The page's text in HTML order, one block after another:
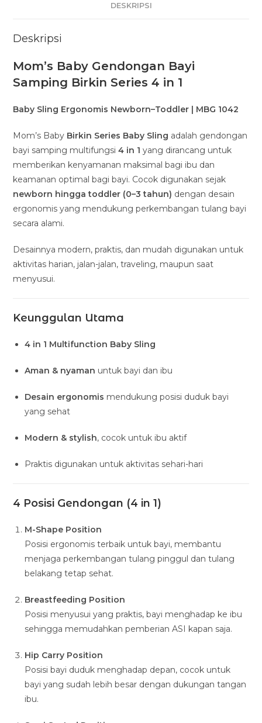
DESKRIPSI
Deskripsi
Mom’s Baby Gendongan Bayi
Samping Birkin Series 4 in 1
Baby Sling Ergonomis Newborn–Toddler | MBG 1042
Mom’s Baby Birkin Series Baby Sling adalah gendongan
bayi samping multifungsi4 in 1 yang dirancang untuk
memberikan kenyamanan maksimal bagi ibu dan
keamanan optimal bagi bayi. Cocok digunakan sejak
newborn hingga toddler (0–3 tahun) dengan desain
ergonomis yang mendukung perkembangan tulang bayi
secara alami.
Desainnya modern, praktis, dan mudah digunakan untuk
aktivitas harian, jalan-jalan, traveling, maupun saat
menyusui.
Keunggulan Utama
4 in 1 Multifunction Baby Sling
Aman & nyaman untuk bayi dan ibu
Desain ergonomis mendukung posisi duduk bayi
yang sehat
Modern & stylish, cocok untuk ibu aktif
Praktis digunakan untuk aktivitas sehari-hari
4 Posisi Gendongan (4 in 1)
M-Shape Position
Posisi ergonomis terbaik untuk bayi, membantu
menjaga perkembangan tulang pinggul dan tulang
belakang tetap sehat.
Breastfeeding Position
Posisi menyusui yang praktis, bayi menghadap ke ibu
sehingga memudahkan pemberian ASI kapan saja.
Hip Carry Position
Posisi bayi duduk menghadap depan, cocok untuk
bayi yang sudah lebih besar dengan dukungan tangan
ibu.